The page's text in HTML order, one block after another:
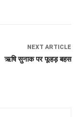
NEXT ARTICLE
ऋषि सुनाक पर फूहड़ बहस